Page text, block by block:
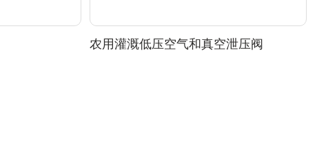
农用灌溉低压空气和真空泄压阀